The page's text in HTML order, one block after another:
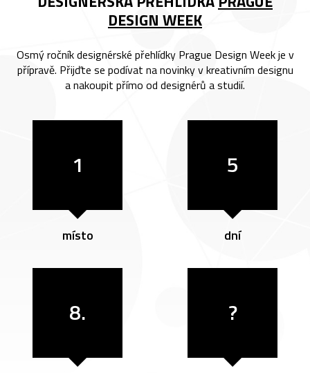
DESIGN WEEK
Osmý ročník designérské přehlídky Prague Design Week je v
přípravě. Přijďte se podívat na novinky v kreativním designu
a nakoupit přímo od designérů a studií.
1
místo
5
dní
8. ?